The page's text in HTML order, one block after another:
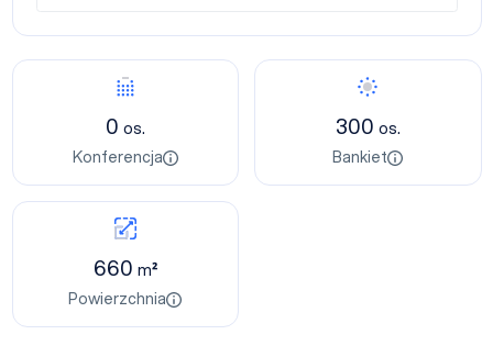
0 os.
Konferencja
300 os.
Bankiet
660 m²
Powierzchnia